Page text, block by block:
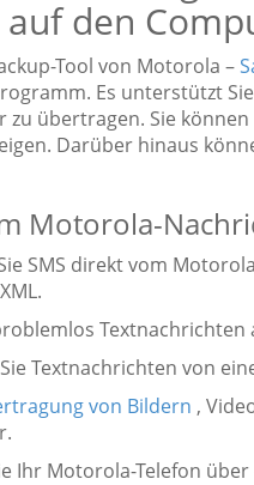
den
Tool von Motorola –
Es unterstützt
zu übertragen. Sie
Darüber hinaus
Motorola-
SMS direkt vom
Textnachrichten
Textnachrichten von
von Bildern ,
Ihr Motorola-Telefon